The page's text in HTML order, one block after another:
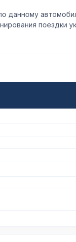
данному
поездки